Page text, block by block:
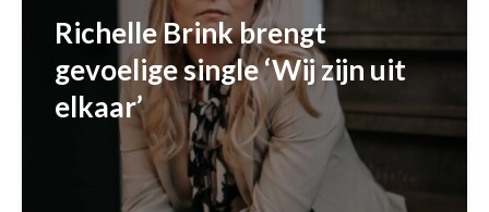
Richelle Brink brengt
gevoelige single ‘Wij zijn uit
elkaar’